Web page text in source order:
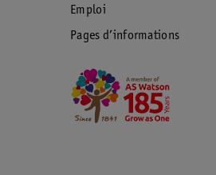
Emploi
Pages d’informations